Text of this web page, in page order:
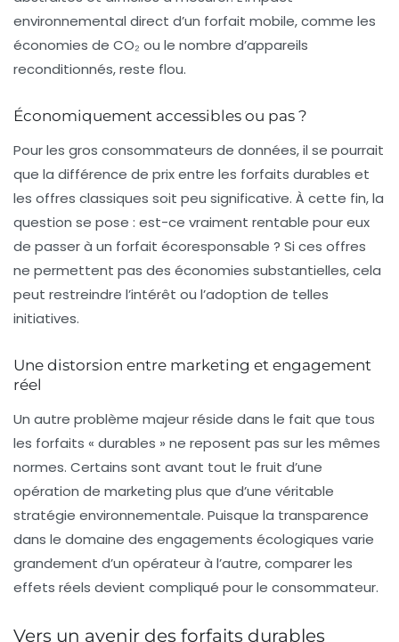
environnemental direct d’un forfait mobile, comme les
économies de CO₂ ou le nombre d’appareils
reconditionnés, reste flou.
Économiquement accessibles ou pas ?
Pour les gros consommateurs de données, il se pourrait
que la différence de prix entre les forfaits durables et
les offres classiques soit peu significative. À cette fin, la
question se pose : est-ce vraiment rentable pour eux
de passer à un forfait écoresponsable ? Si ces offres
ne permettent pas des économies substantielles, cela
peut restreindre l’intérêt ou l’adoption de telles
initiatives.
Une distorsion entre marketing et engagement
réel
Un autre problème majeur réside dans le fait que tous
les forfaits « durables » ne reposent pas sur les mêmes
normes. Certains sont avant tout le fruit d’une
opération de marketing plus que d’une véritable
stratégie environnementale. Puisque la transparence
dans le domaine des engagements écologiques varie
grandement d’un opérateur à l’autre, comparer les
effets réels devient compliqué pour le consommateur.
Vers un avenir des forfaits durables